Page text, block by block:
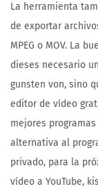
La herramienta
de exportar
MPEG o MOV. La
dieses necesario
gunsten von, sino
editor de vídeo
mejores
alternativa al
privado, para la
vídeo a YouTube,